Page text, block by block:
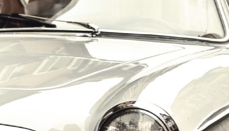
הרכב הוא האהבה הראשונה שלך?
במקום לקבל שטויות במייל, הירשם ותתחיל לקבל מאיתנו אהבה מוטורית